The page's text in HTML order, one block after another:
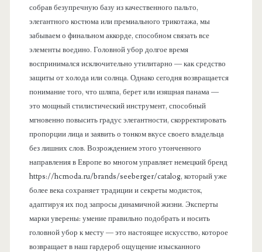
собрав безупречную базу из качественного пальто,
элегантного костюма или премиального трикотажа, мы
забываем о финальном аккорде, способном связать все
элементы воедино. Головной убор долгое время
воспринимался исключительно утилитарно — как средство
защиты от холода или солнца. Однако сегодня возвращается
понимание того, что шляпа, берет или изящная панама —
это мощный стилистический инструмент, способный
мгновенно повысить градус элегантности, скорректировать
пропорции лица и заявить о тонком вкусе своего владельца
без лишних слов. Возрождением этого утонченного
направления в Европе во многом управляет немецкий бренд
https://hcmoda.ru/brands/seeberger/catalog, который уже
более века сохраняет традиции и секреты модисток,
адаптируя их под запросы динамичной жизни. Эксперты
марки уверены: умение правильно подобрать и носить
головной убор к месту — это настоящее искусство, которое
возвращает в наш гардероб ощущение изысканного